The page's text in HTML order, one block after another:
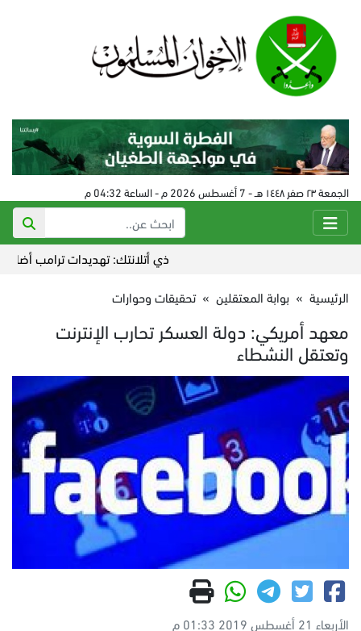
الجمعة ٢٣ صفر ١٤٤٨ هـ - 7 أغسطس 2026 م - الساعة 04:32 م
ذي أتلانتك: تهديدات ترامب أضاعت
الرئيسية » بوابة المعتقلين » تحقيقات وحوارات
معهد أمريكي: دولة العسكر تحارب الإنترنت
وتعتقل النشطاء
الأربعاء 21 أغسطس 2019 01:33 م